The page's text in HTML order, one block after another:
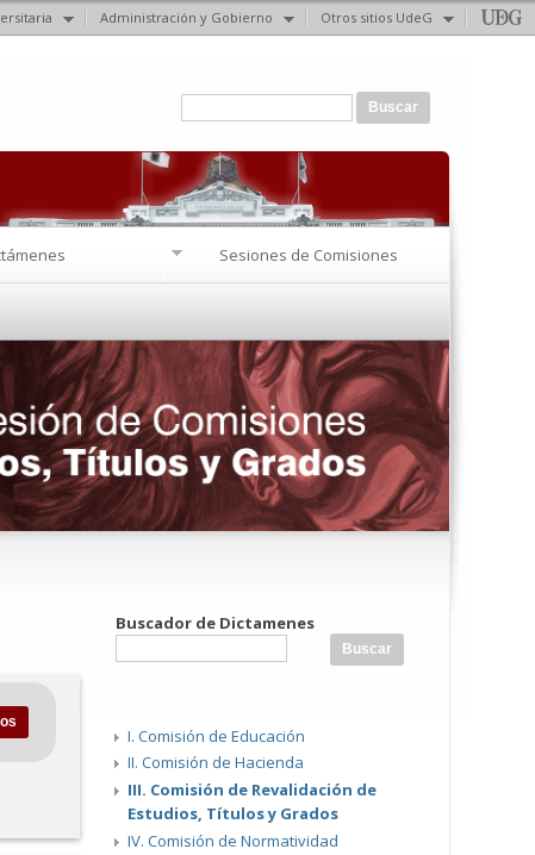
Administración y Gobierno Otros sitios UdeG
Formulario de búsqueda
Sesiones de Comisiones
Buscador de Dictamenes
I. Comisión de Educación
II. Comisión de Hacienda
III. Comisión de Revalidación de
Estudios, Títulos y Grados
IV. Comisión de Normatividad